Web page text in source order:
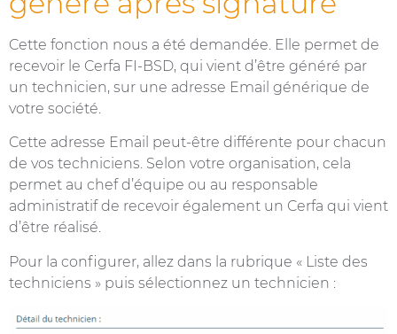
Cette fonction nous a été demandée. Elle permet de
recevoir le Cerfa FI-BSD, qui vient d’être généré par
un technicien, sur une adresse Email générique de
votre société.
Cette adresse Email peut-être différente pour chacun
de vos techniciens. Selon votre organisation, cela
permet au chef d’équipe ou au responsable
administratif de recevoir également un Cerfa qui vient
d’être réalisé.
Pour la configurer, allez dans la rubrique « Liste des
techniciens » puis sélectionnez un technicien :